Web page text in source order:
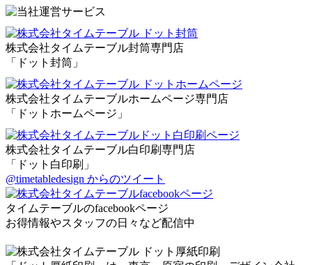
株式会社タイムテーブル封筒専門店
「ドット封筒」
株式会社タイムテーブルホームページ専門店
「ドットホームページ」
株式会社タイムテーブル白印刷専門店
「ドット白印刷」
@timetabledesign からのツイート
タイムテーブルのfacebookページ
お得情報やスタッフの日々など配信中